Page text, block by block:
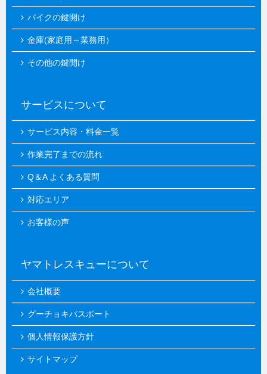
バイクの鍵開け
金庫(家庭用～業務用）
その他の鍵開け
サービスについて
サービス内容・料金一覧
作業完了までの流れ
Q＆A よくある質問
対応エリア
お客様の声
ヤマトレスキューについて
会社概要
グーチョキパスポート
個人情報保護方針
サイトマップ